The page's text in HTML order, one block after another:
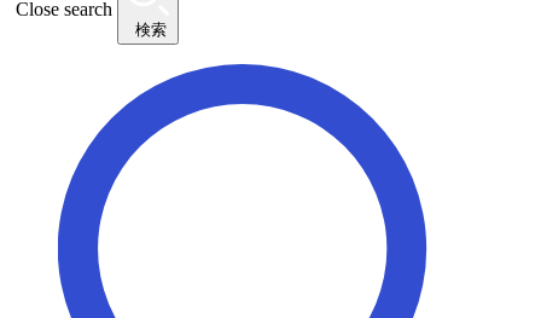
Close search
検索